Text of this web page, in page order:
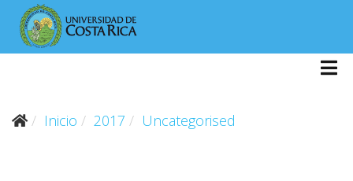
Inicio 2017 Uncategorised